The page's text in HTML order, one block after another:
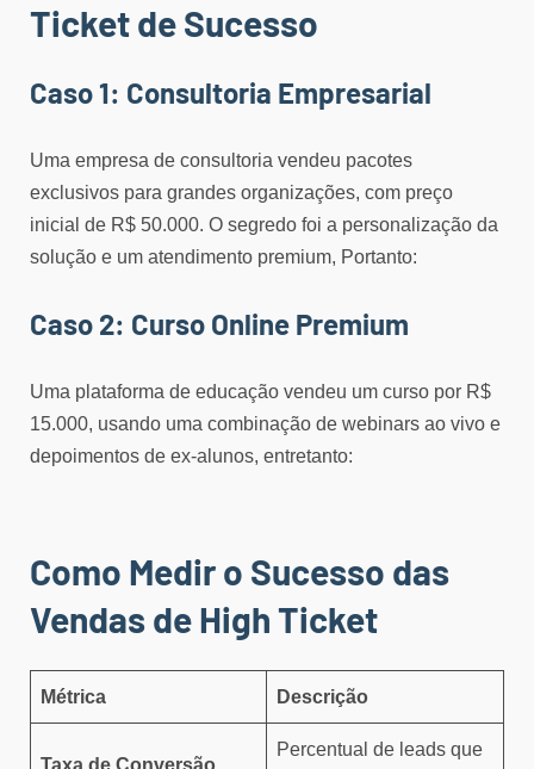
Ticket de Sucesso
Caso 1: Consultoria Empresarial
Uma empresa de consultoria vendeu pacotes
exclusivos para grandes organizações, com preço
inicial de R$ 50.000. O segredo foi a personalização da
solução e um atendimento premium, Portanto:
Caso 2: Curso Online Premium
Uma plataforma de educação vendeu um curso por R$
15.000, usando uma combinação de webinars ao vivo e
depoimentos de ex-alunos, entretanto:
Como Medir o Sucesso das
Vendas de High Ticket
Métrica Descrição
Taxa de Conversão
Percentual de leads que